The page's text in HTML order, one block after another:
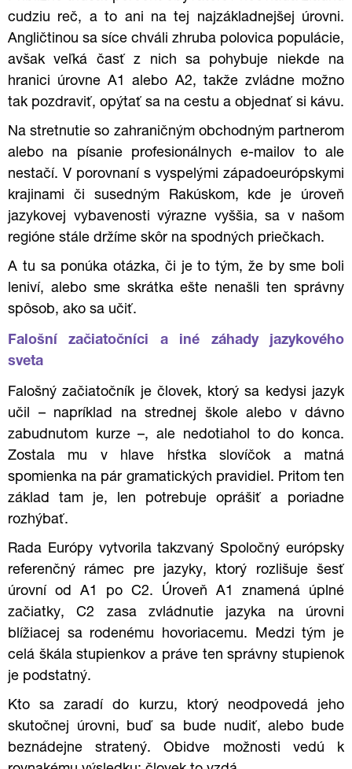
cudziu reč, a to ani na tej najzákladnejšej úrovni.
Angličtinou sa síce chváli zhruba polovica populácie,
avšak veľká časť z nich sa pohybuje niekde na
hranici úrovne A1 alebo A2, takže zvládne možno
tak pozdraviť, opýtať sa na cestu a objednať si kávu.
Na stretnutie so zahraničným obchodným partnerom
alebo na písanie profesionálnych e-mailov to ale
nestačí. V porovnaní s vyspelými západoeurópskymi
krajinami či susedným Rakúskom, kde je úroveň
jazykovej vybavenosti výrazne vyššia, sa v našom
regióne stále držíme skôr na spodných priečkach.
A tu sa ponúka otázka, či je to tým, že by sme boli
leniví, alebo sme skrátka ešte nenašli ten správny
spôsob, ako sa učiť.
Falošní začiatočníci a iné záhady jazykového
sveta
Falošný začiatočník je človek, ktorý sa kedysi jazyk
učil – napríklad na strednej škole alebo v dávno
zabudnutom kurze –, ale nedotiahol to do konca.
Zostala mu v hlave hŕstka slovíčok a matná
spomienka na pár gramatických pravidiel. Pritom ten
základ tam je, len potrebuje oprášiť a poriadne
rozhýbať.
Rada Európy vytvorila takzvaný Spoločný európsky
referenčný rámec pre jazyky, ktorý rozlišuje šesť
úrovní od A1 po C2. Úroveň A1 znamená úplné
začiatky, C2 zasa zvládnutie jazyka na úrovni
blížiacej sa rodenému hovoriacemu. Medzi tým je
celá škála stupienkov a práve ten správny stupienok
je podstatný.
Kto sa zaradí do kurzu, ktorý neodpovedá jeho
skutočnej úrovni, buď sa bude nudiť, alebo bude
beznádejne stratený. Obidve možnosti vedú k